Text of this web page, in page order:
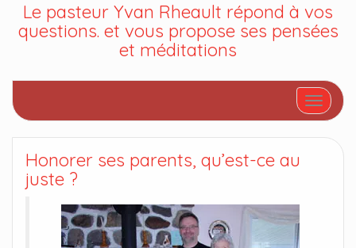
Le pasteur Yvan Rheault répond à vos
questions. et vous propose ses pensées
et méditations
Afficher/
Honorer ses parents, qu’est-ce au
juste ?